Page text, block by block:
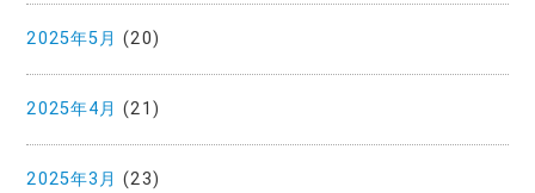
2025年5月 (20)
2025年4月 (21)
2025年3月 (23)